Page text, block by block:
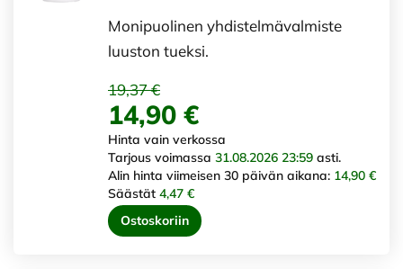
Monipuolinen yhdistelmävalmiste
luuston tueksi.
19,37 €
14,90 €
Hinta vain verkossa
Tarjous voimassa 31.08.2026 23:59 asti.
Alin hinta viimeisen 30 päivän aikana: 14,90 €
Säästät 4,47 €
Ostoskoriin